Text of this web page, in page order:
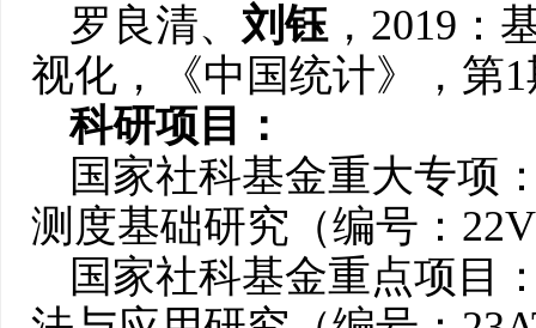
罗良清、 刘钰，2019：
视化，《中国统计》，第
科研项目：
国家社科基金重大专项
测度基础研究（编号：
国家社科基金重点项目